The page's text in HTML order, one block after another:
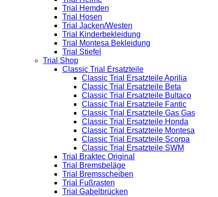
Trial Hemden
Trial Hosen
Trial Jacken/Westen
Trial Kinderbekleidung
Trial Montesa Bekleidung
Trial Stiefel
Trial Shop
Classic Trial Ersatzteile
Classic Trial Ersatzteile Aprilia
Classic Trial Ersatzteile Beta
Classic Trial Ersatzteile Bultaco
Classic Trial Ersatzteile Fantic
Classic Trial Ersatzteile Gas Gas
Classic Trial Ersatzteile Honda
Classic Trial Ersatzteile Montesa
Classic Trial Ersatzteile Scorpa
Classic Trial Ersatzteile SWM
Trial Braktec Original
Trial Bremsbeläge
Trial Bremsscheiben
Trial Fußrasten
Trial Gabelbrücken